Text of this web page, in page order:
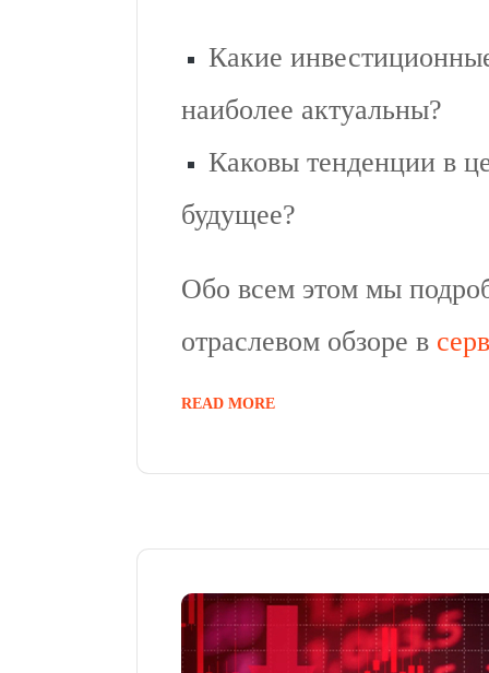
Какие
наиболее актуальны?
Каковы тенденции в
будущее?
Обо всем этом мы
отраслевом обзоре в
READ MORE